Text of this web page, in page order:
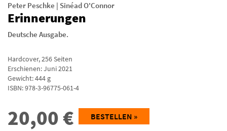
Peter Peschke | Sinéad O'Connor
Erinnerungen
Deutsche Ausgabe.
Hardcover,256Seiten
Erschienen: Juni 2021
Gewicht: 444 g
ISBN:978-3-96775-061-4
20,00€ BESTELLEN »